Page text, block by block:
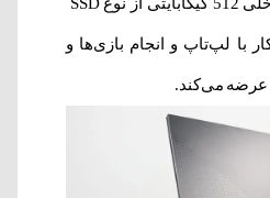
با لپ‌تاپ و انجام بازی‌ها و
عرضه می‌کند.